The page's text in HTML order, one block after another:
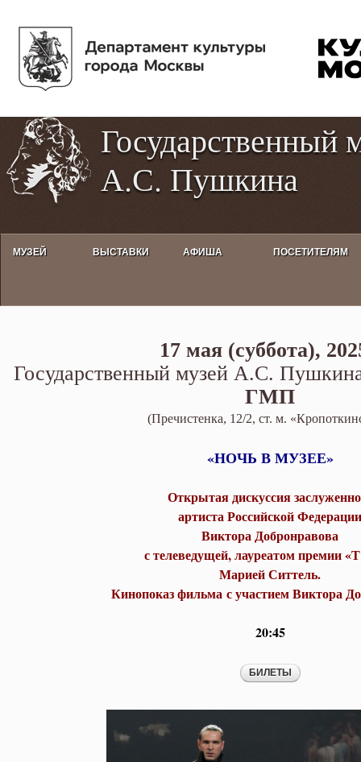
Государственный
А.С. Пушкина
МУЗЕЙ ВЫСТАВКИ АФИША ПОСЕТИТЕЛЯМ
Открытая дискуссия
Виктора Добронравова с
Марией Ситтель. Кинопоказ
Добронравова
17 мая (суббота),
Государственный музей А.С.
ГМП
(Пречистенка, 12/2, ст. м.
«НОЧЬ В МУЗЕЕ»
Открытая дискуссия
артиста Российской Федерации
Виктора Добронравова
с телеведущей, лауреатом премии
Марией Ситтель.
Кинопоказ фильма с участием Виктора
20:45